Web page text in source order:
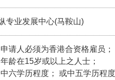
专业发展中心(马鞍山)
请人必须为香港合资格雇员；
龄在15岁或以上之人士；
六学历程度； 或中五学历程